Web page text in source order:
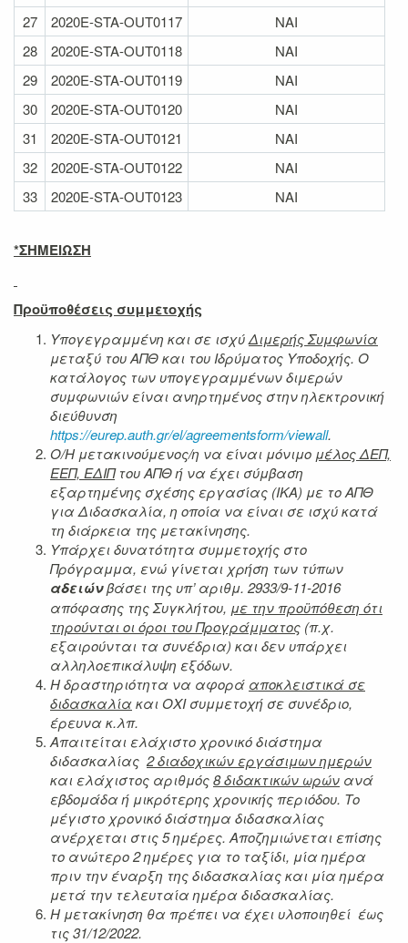
27
2020E-STA-OUT0117
NAI
28
2020E-STA-OUT0118
NAI
29
2020E-STA-OUT0119
NAI
30
2020E-STA-OUT0120
NAI
31
2020E-STA-OUT0121
NAI
32
2020E-STA-OUT0122
NAI
33
2020E-STA-OUT0123 NAI
*ΣΗΜΕΙΩΣΗ
Προϋποθέσεις συμμετοχής
Υπογεγραμμένη και σε ισχύΔιμερής Συμφωνία
μεταξύ του ΑΠΘ και του Ιδρύματος Υποδοχής. Ο
κατάλογος των υπογεγραμμένων διμερών
συμφωνιών είναι ανηρτημένος στην ηλεκτρονική
διεύθυνση
https://eurep.auth.gr/el/agreementsform/viewall.
Ο/Η μετακινούμενος/η να είναι μόνιμο μέλος ΔΕΠ,
ΕΕΠ, ΕΔΙΠτου ΑΠΘ ή να έχει σύμβαση
εξαρτημένης σχέσης εργασίας (ΙΚΑ) με το ΑΠΘ
για Διδασκαλία, η οποία να είναι σε ισχύ κατά
τη διάρκεια της μετακίνησης.
Υπάρχει δυνατότητα συμμετοχής στο
Πρόγραμμα, ενώ γίνεται χρήση των τύπων
αδειώνβάσει της υπ’ αριθμ. 2933/9-11-2016
απόφασης της Συγκλήτου, με την προϋπόθεση ότι
τηρούνται οι όροι του Προγράμματος (π.χ.
εξαιρούνται τα συνέδρια) και δεν υπάρχει
αλληλοεπικάλυψη εξόδων.
Η δραστηριότητα να αφορά αποκλειστικά σε
διδασκαλίακαι ΟΧΙ συμμετοχή σε συνέδριο,
έρευνα κ.λπ.
Απαιτείται ελάχιστο χρονικό διάστημα
διδασκαλίας 2 διαδοχικών εργάσιμων ημερών
και ελάχιστος αριθμός8 διδακτικών ωρών ανά
εβδομάδα ή μικρότερης χρονικής περιόδου. Το
μέγιστο χρονικό διάστημα διδασκαλίας
ανέρχεται στις 5 ημέρες. Αποζημιώνεται επίσης
το ανώτερο 2 ημέρες για το ταξίδι, μία ημέρα
πριν την έναρξη της διδασκαλίας και μία ημέρα
μετά την τελευταία ημέρα διδασκαλίας.
Η μετακίνηση θα πρέπει να έχει υλοποιηθεί έως
τις 31/12/2022.